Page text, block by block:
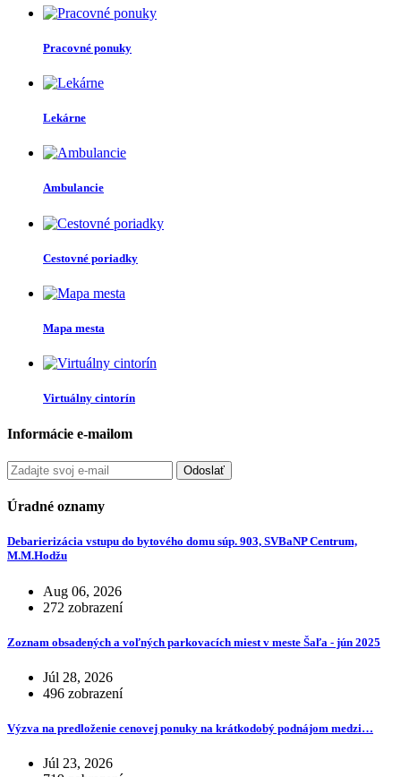
Pracovné ponuky
Lekárne
Ambulancie
Cestovné poriadky
Mapa mesta
Virtuálny cintorín
Informácie e-mailom
Odoslať
Úradné oznamy
Debarierizácia vstupu do bytového domu súp. 903, SVBaNP Centrum,
M.M.Hodžu
Aug 06, 2026
272 zobrazení
Zoznam obsadených a voľných parkovacích miest v meste Šaľa - jún 2025
Júl 28, 2026
496 zobrazení
Výzva na predloženie cenovej ponuky na krátkodobý podnájom medzi…
Júl 23, 2026